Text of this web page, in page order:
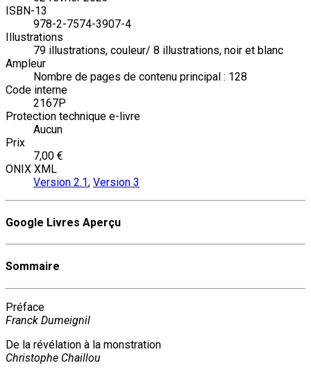
ISBN-13
978-2-7574-3907-4
Illustrations
79 illustrations, couleur/ 8 illustrations, noir et blanc
Ampleur
Nombre de pages de contenu principal : 128
Code interne
2167P
Protection technique e-livre
Aucun
Prix
7,00 €
ONIX XML
Version 2.1, Version 3
Google Livres Aperçu
Sommaire
Préface
Franck Dumeignil
De la révélation à la monstration
Christophe Chaillou